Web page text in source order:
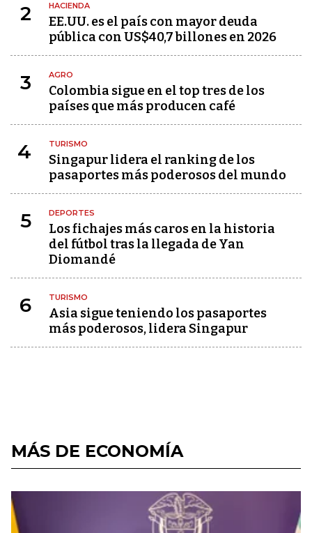
2 HACIENDA
EE.UU. es el país con mayor deuda
pública con US$40,7 billones en 2026
3 AGRO
Colombia sigue en el top tres de los
países que más producen café
4 TURISMO
Singapur lidera el ranking de los
pasaportes más poderosos del mundo
5 DEPORTES
Los fichajes más caros en la historia
del fútbol tras la llegada de Yan
Diomandé
6 TURISMO
Asia sigue teniendo los pasaportes
más poderosos, lidera Singapur
MÁS DE ECONOMÍA